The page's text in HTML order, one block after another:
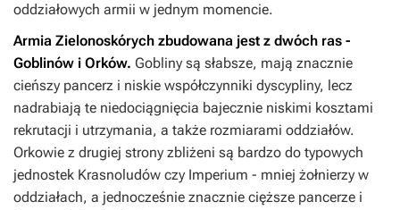
oddziałowych armii w jednym momencie.
Armia Zielonoskórych zbudowana jest z dwóch ras -
Goblinów i Orków. Gobliny są słabsze, mają znacznie
cieńszy pancerz i niskie współczynniki dyscypliny, lecz
nadrabiają te niedociągnięcia bajecznie niskimi kosztami
rekrutacji i utrzymania, a także rozmiarami oddziałów.
Orkowie z drugiej strony zbliżeni są bardzo do typowych
jednostek Krasnoludów czy Imperium - mniej żołnierzy w
oddziałach, a jednocześnie znacznie cięższe pancerze i